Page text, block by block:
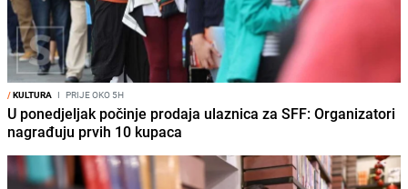
/KULTURA I PRIJE OKO 5H
U ponedjeljak počinje prodaja ulaznica za SFF: Organizatori
nagrađuju prvih 10 kupaca